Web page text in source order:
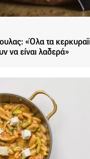
«Όλα τα
να είναι λαδερά»